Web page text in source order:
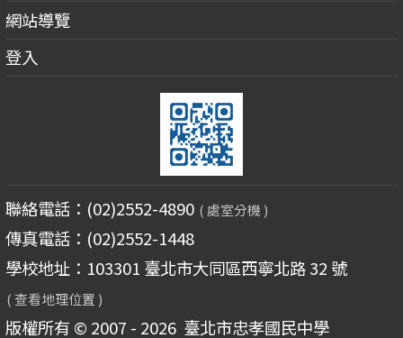
網站導覽
登入
聯絡電話：(02)2552-4890 ( 處室分機 )
傳真電話：(02)2552-1448
學校地址：103301 臺北市大同區西寧北路 32 號
( 查看地理位置 )
版權所有 © 2007 - 2026臺北市忠孝國民中學